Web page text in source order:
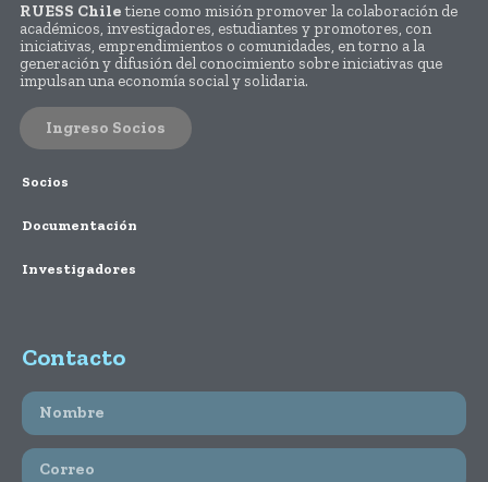
RUESS Chiletiene como misión promover la colaboración de
académicos, investigadores, estudiantes y promotores, con
iniciativas, emprendimientos o comunidades, en torno a la
generación y difusión del conocimiento sobre iniciativas que
impulsan una economía social y solidaria.
Ingreso Socios
Socios
Documentación
Investigadores
Contacto